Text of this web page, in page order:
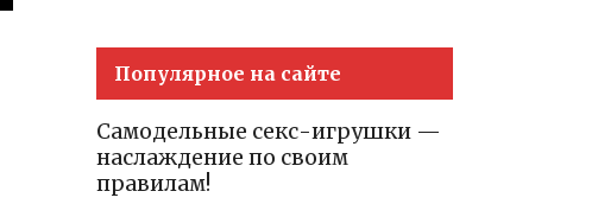
Популярное на сайте
Самодельные секс-игрушки —
наслаждение по своим
правилам!